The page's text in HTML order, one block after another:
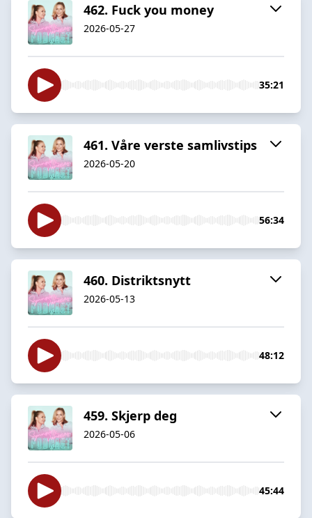
462. Fuck you money
2026-05-27
35:21
461. Våre verste samlivstips
2026-05-20
56:34
460. Distriktsnytt
2026-05-13
48:12
459. Skjerp deg
2026-05-06
45:44